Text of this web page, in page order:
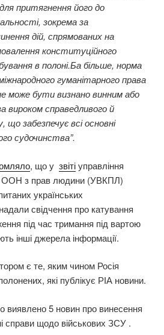
притягнення його до
зокрема за
дій, спрямованих на
конституційного
в полоні.Ба більше, норма
гуманітарного права
може бути визнано винним або
вироком справедливого й
забезпечує всі основні
судочинства”.
, що у звітіуправління
ООН з прав людини (УВКПЛ)
українських
свідчення про катування
під час тримання під вартою
інші джерела інформації.
є те, яким чином Росія
які публікує РІА новини.
виявлено 5 новин про винесення
справи щодо військових ЗСУ .